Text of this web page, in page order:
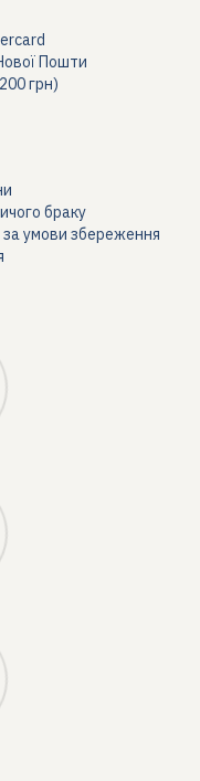
Пошти
грн)
браку
за умови збереження